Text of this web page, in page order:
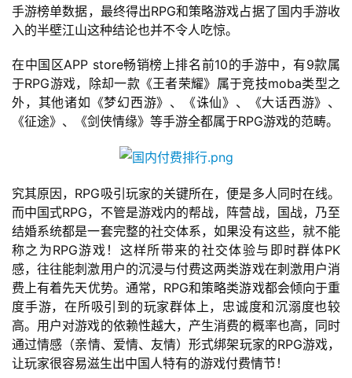
首
页
游
茶
手游榜单数据，最终得出RPG和策略游戏占据了国内手游收
入的半壁江山这种结论也并不令人吃惊。
在中国区APP store畅销榜上排名前10的手游中，有9款属
于RPG游戏，除却一款《王者荣耀》属于竞技moba类型之
外，其他诸如《梦幻西游》、《诛仙》、《大话西游》、
《征途》、《剑侠情缘》等手游全都属于RPG游戏的范畴。
究其原因，RPG吸引玩家的关键所在，便是多人同时在线。
而中国式RPG，不管是游戏内的帮战，阵营战，国战，乃至
结婚系统都是一套完整的社交体系，如果没有这些，就不能
称之为RPG游戏！这样所带来的社交体验与即时群体PK
感，往往能刺激用户的沉浸与付费这两类游戏在刺激用户消
费上有着先天优势。通常，RPG和策略类游戏都会倾向于重
度手游，在所吸引到的玩家群体上，忠诚度和沉溺度也较
高。用户对游戏的依赖性越大，产生消费的概率也高，同时
通过情感（亲情、爱情、友情）形式绑架玩家的RPG游戏，
让玩家很容易滋生出中国人特有的游戏付费情节！